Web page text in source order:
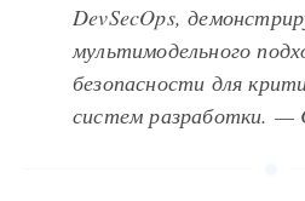
DevSecOps,
мультимодельного
безопасности для
систем разработки. —